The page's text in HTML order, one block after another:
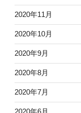
2020年11月
2020年10月
2020年9月
2020年8月
2020年7月